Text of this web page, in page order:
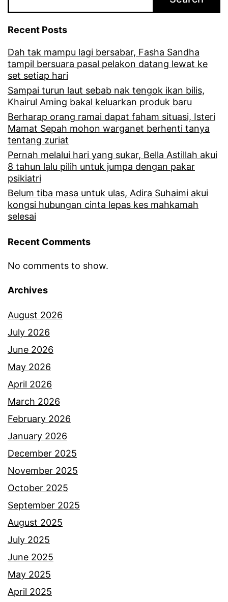
Recent Posts
Dah tak mampu lagi bersabar, Fasha Sandha
tampil bersuara pasal pelakon datang lewat ke
set setiap hari
Sampai turun laut sebab nak tengok ikan bilis,
Khairul Aming bakal keluarkan produk baru
Berharap orang ramai dapat faham situasi, Isteri
Mamat Sepah mohon warganet berhenti tanya
tentang zuriat
Pernah melalui hari yang sukar, Bella Astillah akui
8 tahun lalu pilih untuk jumpa dengan pakar
psikiatri
Belum tiba masa untuk ulas, Adira Suhaimi akui
kongsi hubungan cinta lepas kes mahkamah
selesai
Recent Comments
No comments to show.
Archives
August 2026
July 2026
June 2026
May 2026
April 2026
March 2026
February 2026
January 2026
December 2025
November 2025
October 2025
September 2025
August 2025
July 2025
June 2025
May 2025
April 2025